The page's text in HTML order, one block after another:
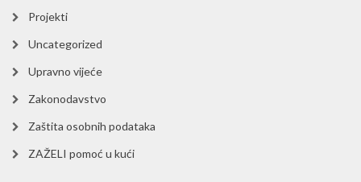
Projekti
Uncategorized
Upravno vijeće
Zakonodavstvo
Zaštita osobnih podataka
ZAŽELI pomoć u kući